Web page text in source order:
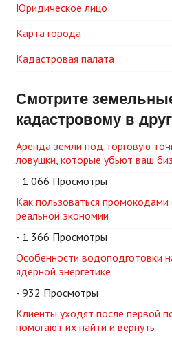
Юридическое лицо
Карта города
Кадастровая палата
Смотрите
кадастровому в
Аренда земли под торговую
ловушки, которые убьют ваш
- 1 066 Просмотры
Как пользоваться
реальной экономии
- 1 366 Просмотры
Особенности водоподготовки
ядерной энергетике
- 932 Просмотры
Клиенты уходят после первой
помогают их найти и вернуть